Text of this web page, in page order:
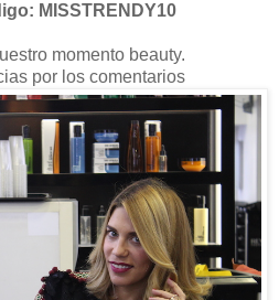
MISSTRENDY10
momento beauty.
por los comentarios